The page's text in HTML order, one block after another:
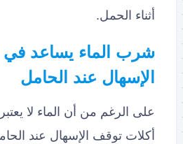
أثناء الحمل.
شرب الماء يساعد
الإسهال عند الحامل
على الرغم من أن الماء لا
أكلات توقف الإسهال عند